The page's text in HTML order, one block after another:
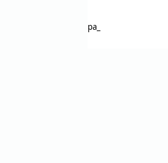
pa_